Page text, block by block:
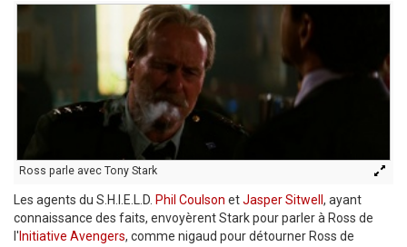
Ross parle avec Tony Stark
Les agents du S.H.I.E.L.D. Phil Coulson etJasper Sitwell , ayant
connaissance des faits, envoyèrent Stark pour parler à Ross de
l' Initiative Avengers, comme nigaud pour détourner Ross de